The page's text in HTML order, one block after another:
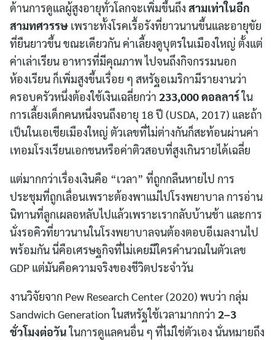
ด้านการดูแลผู้สูงอายุทั่วโลกจะเพิ่มขึ้นถึง สามเท่าในอีก
สามทศวรรษ เพราะทั้งโรคเรื้อรังที่ยาวนานขึ้นและอายุขัย
ที่ยืนยาวขึ้น ขณะเดียวกัน ค่าเลี้ยงดูบุตรในเมืองใหญ่ ตั้งแต่
ค่าเล่าเรียน อาหารที่มีคุณภาพ ไปจนถึงกิจกรรมนอก
ห้องเรียน ก็เพิ่มสูงขึ้นเรื่อย ๆ สหรัฐอเมริกามีรายงานว่า
ครอบครัวหนึ่งต้องใช้เงินเฉลี่ยกว่า 233,000 ดอลลาร์ใน
การเลี้ยงเด็กคนหนึ่งจนถึงอายุ 18 ปี (USDA, 2017) และถ้า
เป็นในเอเชียเมืองใหญ่ ตัวเลขที่ไม่ต่างกันก็สะท้อนผ่านค่า
เทอมโรงเรียนเอกชนหรือค่าติวสอบที่สูงเกินรายได้เฉลี่ย
แต่มากกว่าเรื่องเงินคือ “เวลา” ที่ถูกกลืนหายไป การ
ประชุมที่ถูกเลื่อนเพราะต้องพาแม่ไปโรงพยาบาล การอ่าน
นิทานที่ลูกเผลอหลับไปแล้วเพราะเรากลับบ้านช้า และการ
นั่งรอคิวที่ยาวนานในโรงพยาบาลจนต้องตอบอีเมลงานไป
พร้อมกัน นี่คือเศรษฐกิจที่ไม่เคยมีใครคำนวณในตัวเลข
GDP แต่มันคือความจริงของชีวิตประจำวัน
งานวิจัยจาก Pew Research Center (2020) พบว่า กลุ่ม
Sandwich Generation ในสหรัฐใช้เวลามากกว่า 2–3
ชั่วโมงต่อวันในการดูแลคนอื่น ๆ ที่ไม่ใช่ตัวเอง นั่นหมายถึง